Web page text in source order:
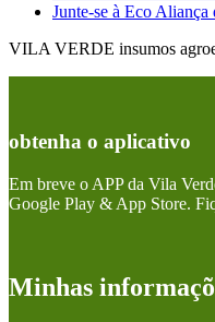
Junte-se à Eco Aliança
VILA VERDE insumos
obtenha o aplicativo
Em breve o APP da Vila
Google Play & App Store.
Minhas